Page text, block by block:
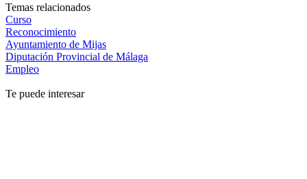
Temas relacionados
Curso
Reconocimiento
Ayuntamiento de Mijas
Diputación Provincial de Málaga
Empleo
Te puede interesar